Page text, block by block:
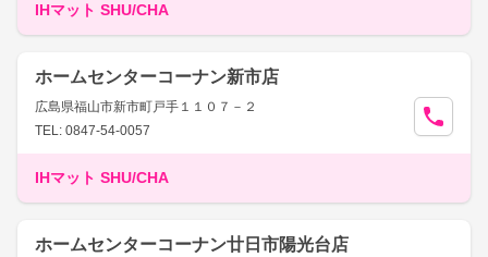
IHマット SHU/CHA
ホームセンターコーナン新市店
広島県福山市新市町戸手１１０７－２
TEL: 0847-54-0057
IHマット SHU/CHA
ホームセンターコーナン廿日市陽光台店